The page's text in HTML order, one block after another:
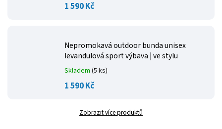
1 590 Kč
Nepromokavá outdoor bunda unisex
levandulovásport výbava | ve stylu
Skladem (5 ks)
1 590 Kč
Zobrazit více produktů